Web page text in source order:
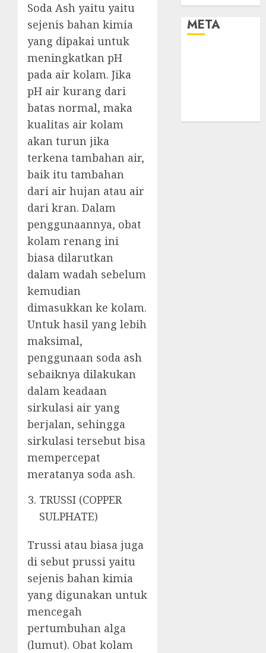
Soda Ash yaitu yaitu
sejenis bahan kimia
yang dipakai untuk
meningkatkan pH
pada air kolam. Jika
pH air kurang dari
batas normal, maka
kualitas air kolam
akan turun jika
terkena tambahan air,
baik itu tambahan
dari air hujan atau air
dari kran. Dalam
penggunaannya, obat
kolam renang ini
biasa dilarutkan
dalam wadah sebelum
kemudian
dimasukkan ke kolam.
Untuk hasil yang lebih
maksimal,
penggunaan soda ash
sebaiknya dilakukan
dalam keadaan
sirkulasi air yang
berjalan, sehingga
sirkulasi tersebut bisa
mempercepat
meratanya soda ash.
TRUSSI (COPPER
SULPHATE)
Trussi atau biasa juga
di sebut prussi yaitu
sejenis bahan kimia
yang digunakan untuk
mencegah
pertumbuhan alga
(lumut). Obat kolam
META